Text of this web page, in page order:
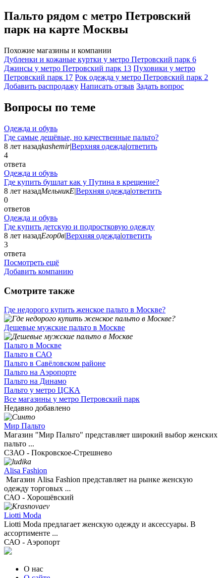
Пальто рядом с метро Петровский
парк на карте Москвы
Похожие магазины и компании
Дубленки и кожаные куртки у метро Петровский парк 6
Джинсы у метро Петровский парк 13 Пуховики у метро
Петровский парк 17 Рок одежда у метро Петровский парк 2
Добавить раcпродажу Написать отзыв Задать вопрос
Вопросы по теме
Одежда и обувь
Где самые дешёвые, но качественные пальто?
8 лет назадkashemir|Верхняя одежда|ответить
4
ответа
Одежда и обувь
Где купить бушлат как у Путина в крещение?
8 лет назадМельникЕ|Верхняя одежда|ответить
0
ответов
Одежда и обувь
Где купить детскую и подростковую одежду
8 лет назадЕгор0в|Верхняя одежда|ответить
3
ответа
Посмотреть ещё
Добавить компанию
Смотрите также
Где недорого купить женское пальто в Москве?
Дешевые мужские пальто в Москве
Пальто в Москве
Пальто в САО
Пальто в Савёловском районе
Пальто на Аэропорте
Пальто на Динамо
Пальто у метро ЦСКА
Все магазины у метро Петровский парк
Недавно добавлено
Мир Пальто
Магазин "Мир Пальто" представляет широкий выбор женских
пальто ...
СЗАО - Покровское-Стрешнево
Alisa Fashion
Магазин Alisa Fashion представляет на рынке женскую
одежду торговых ...
САО - Хорошёвский
Liotti Moda
Liotti Moda предлагает женскую одежду и аксессуары. В
ассортименте ...
САО - Аэропорт
О нас